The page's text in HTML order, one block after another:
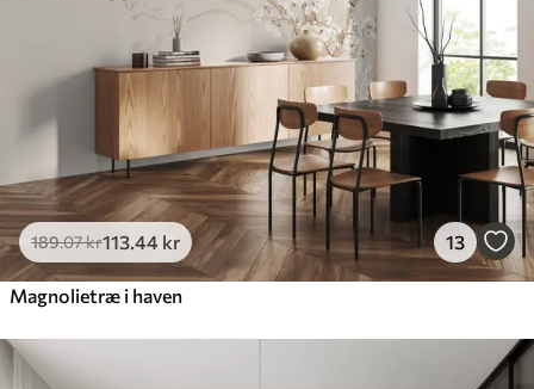
189.07kr113 .44 kr 13
Magnolietræ i haven